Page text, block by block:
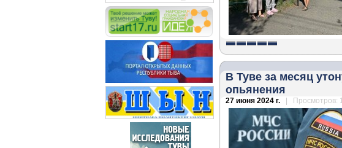
В Туве за месяц
опьянения
27 июня 2024 г. | Просмотров: